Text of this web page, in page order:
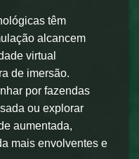
têm
alcancem
virtual
de imersão.
por fazendas
ou explorar
aumentada,
mais envolventes e